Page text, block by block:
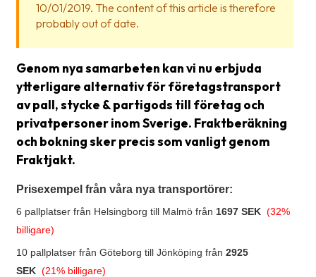
Help?
Glossary
Packing
Shipping
documents
settings
Customs
declarations
Delivery
10/01/2019. The content of this article is therefore
probably out of date.
Genom nya samarbeten kan vi nu erbjuda
ytterligare alternativ för företagstransport
av pall, stycke & partigods till företag och
privatpersoner inom Sverige. Fraktberäkning
och bokning sker precis som vanligt genom
Fraktjakt.
Prisexempel från våra nya transportörer:
6 pallplatser från Helsingborg till Malmö från 1697 SEK (32%
billigare)
10 pallplatser från Göteborg till Jönköping från 2925
SEK (21% billigare)